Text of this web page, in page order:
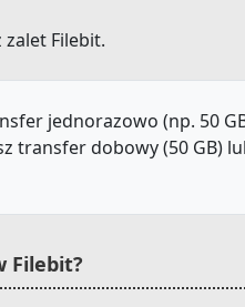
Filebit.
jednorazowo (np. 50
dobowy (50 GB)
Filebit?